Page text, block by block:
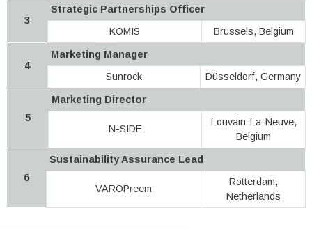
3
Strategic Partnerships Officer
KOMIS
Brussels, Belgium
4
Marketing Manager
Sunrock
Düsseldorf, Germany
5
Marketing Director
N-SIDE
Louvain-La-Neuve,
Belgium
6
Sustainability Assurance Lead
VAROPreem
Rotterdam,
Netherlands